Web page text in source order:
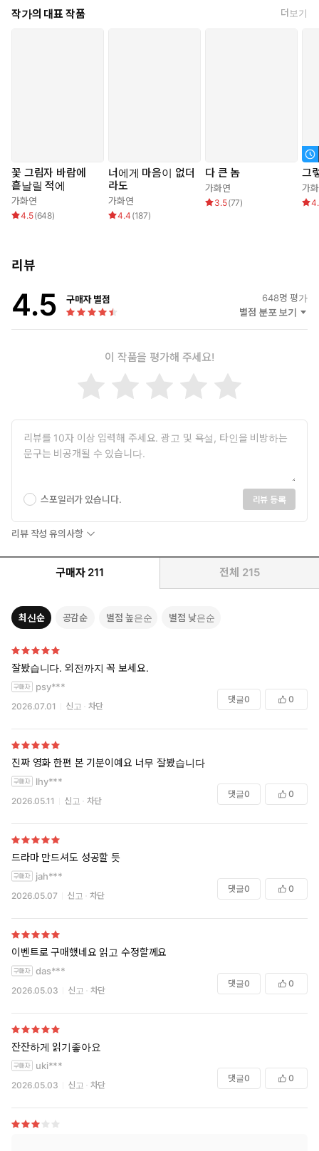
연은 더 두고 볼 것도 없다는 것처럼 몸을 내려 사월의 가랑이 사이
*
“제…발.”
“이리 하지 않으면 네가 아플 것이다.”
근육으로 촘촘히 짜여 돌처럼 단단한 몸을 부드러운 사월의 여체
에 한껏 뭉개며 연은 사월의 온몸을 빨아주고 있었다.
어차피 잃을 정조라면 이리 애가 타는 것이 버거웠다.
이제 겨우 얼굴을 마주한 사내와 정을 나눠야 하는 것이 숙명이라면
《꽃 그림자 바람에 흩날릴 적에》
작가의 대표 작품 더보기
꽃 그림자 바람에
흩날릴 적에
가화연
4.5(648)
너에게 마음이 없더
라도
가화연
4.4 (187)
다 큰 놈
가화연
3.5(77)
그
가
리뷰
4.5 구매자 별점 648명 평가
별점 분포 보기
이 작품을 평가해 주세요!
스포일러가 있습니다. 리뷰 등록
리뷰 작성 유의사항
구매자 211 전체 215
최신순 공감순 별점 높은순 별점 낮은순
잘봤습니다. 외전까지 꼭 보세요.
psy***
2026.07.01 신고 차단
댓글0 0
진짜 영화 한편 본 기분이예요 너무 잘봤습니다
lhy***
2026.05.11 신고 차단
댓글0 0
드라마 만드셔도 성공할 듯
jah***
2026.05.07 신고 차단
댓글0 0
이벤트로 구매했네요 읽고 수정할께요
das***
2026.05.03 신고 차단
댓글0 0
잔잔하게 읽기좋아요
uki***
2026.05.03 신고 차단
댓글0 0